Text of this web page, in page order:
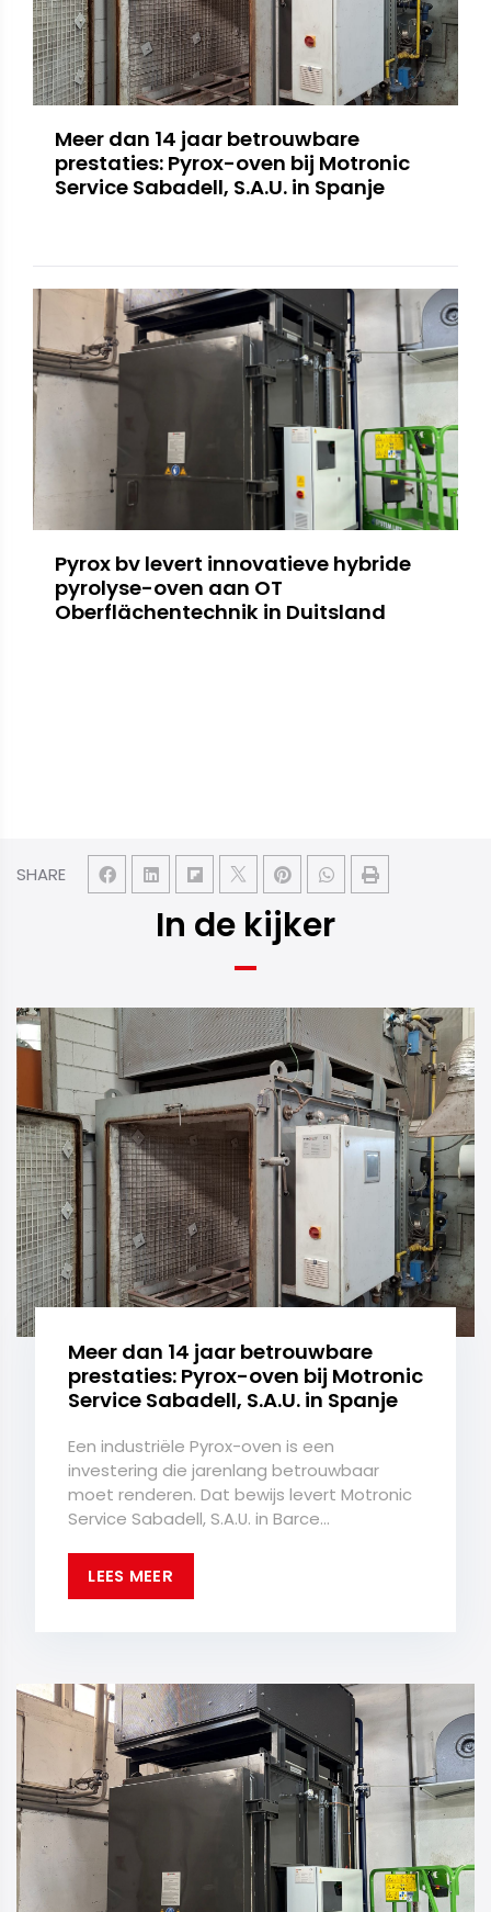
SHARE
Meer dan 14 jaar betrouwbare
prestaties: Pyrox-oven bij Motronic
Service Sabadell, S.A.U. in Spanje
Pyrox bv levert innovatieve hybride
pyrolyse-oven aan OT
Oberflächentechnik in Duitsland
In de kijker
Meer dan 14 jaar betrouwbare
prestaties: Pyrox-oven bij Motronic
Service Sabadell, S.A.U. in Spanje
Een industriële Pyrox-oven is een
investering die jarenlang betrouwbaar
moet renderen. Dat bewijs levert Motronic
Service Sabadell, S.A.U. in Barce...
LEES MEER